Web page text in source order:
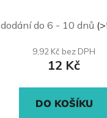
produktu
je
z
dodání do 6 - 10 dnů
9,92 Kč bez DPH
12 Kč
DO KOŠÍKU